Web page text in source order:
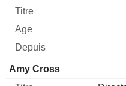
Amy Cross